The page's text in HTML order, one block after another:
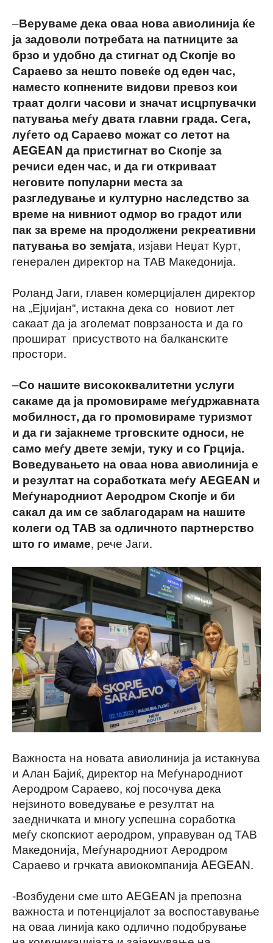
–Веруваме дека оваа нова авиолинија ќе
ја задоволи потребата на патниците за
брзо и удобно да стигнат од Скопје во
Сараево за нешто повеќе од еден час,
наместо копнените видови превоз кои
траат долги часови и значат исцрпувачки
патувања меѓу двата главни града. Сега,
луѓето од Сараево можат со летот на
AEGEAN да пристигнат во Скопје за
речиси еден час, и да ги откриваат
неговите популарни места за
разгледување и културно наследство за
време на нивниот одмор во градот или
пак за време на продолжени рекреативни
патувања во земјата, изјави Неџат Курт,
генерален директор на ТАВ Македонија.
Роланд Јаги, главен комерцијален директор
на „Ејџијан“, истакна дека со новиот лет
сакаат да ја зголемат поврзаноста и да го
прошират присуството на балканските
простори.
–Со нашите висококвалитетни услуги
сакаме да ја промовираме меѓудржавната
мобилност, да го промовираме туризмот
и да ги зајакнеме трговските односи, не
само меѓу двете земји, туку и со Грција.
Воведувањето на оваа нова авиолинија е
и резултат на соработката меѓу AEGEAN и
Меѓународниот Аеродром Скопје и би
сакал да им се заблагодарам на нашите
колеги од ТАВ за одличното партнерство
што го имаме, рече Јаги.
Важноста на новата авиолинија ја истакнува
и Алан Бајиќ, директор на Меѓународниот
Аеродром Сараево, кој посочува дека
нејзиното воведување е резултат на
заедничката и многу успешна соработка
меѓу скопскиот аеродром, управуван од ТАВ
Македонија, Меѓународниот Аеродром
Сараево и грчката авиокомпанија AEGEAN.
-Возбудени сме што AEGEAN ја препозна
важноста и потенцијалот за воспоставување
на оваа линија како одлично подобрување